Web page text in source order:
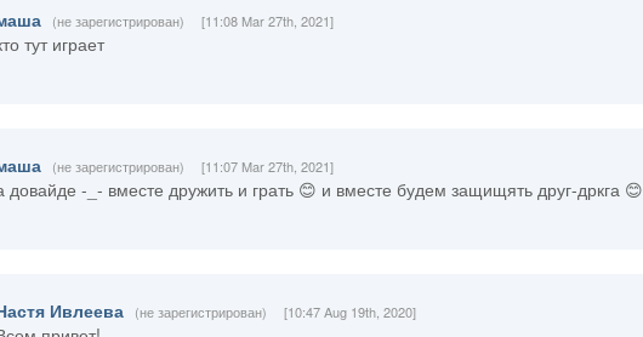
(не зарегистрирован) [11:08 Mar 27th, 2021]
тут играет
(не зарегистрирован) [11:07 Mar 27th, 2021]
довайде -_- вместе дружить и грать 😊 и вместе будем защищять друг-дркга 😊
Ивлеева (не зарегистрирован) [10:47 Aug 19th, 2020]